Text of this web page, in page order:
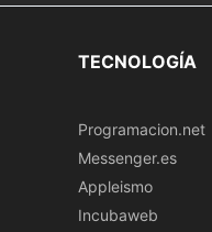
TECNOLOGÍA
Programacion.net
Messenger.es
Appleismo
Incubaweb